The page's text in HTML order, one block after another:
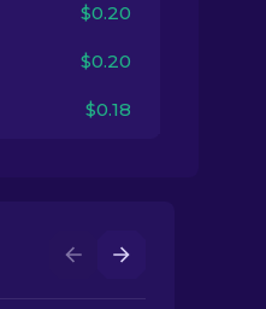
$0.20
$0.20
$0.18